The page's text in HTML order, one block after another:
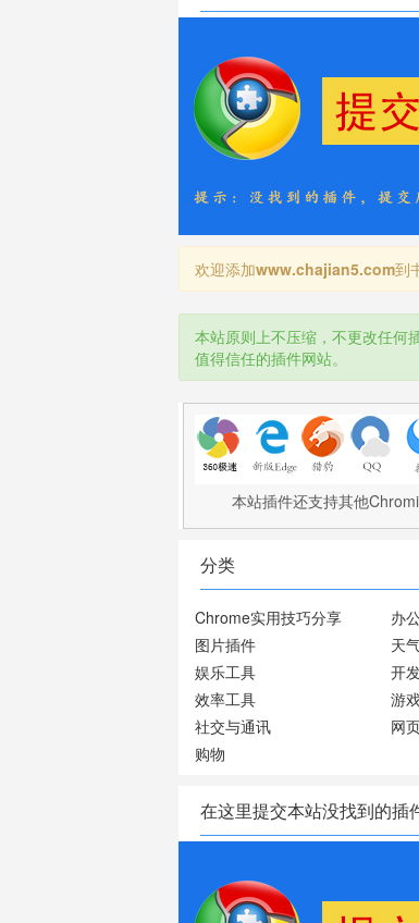
欢迎添加www.chajian5.com到
本站原则上不压缩，不更改任何
值得信任的插件网站。
本站插件还支持其他
分类
Chrome实用技巧分享
办
图片插件
天
娱乐工具
开
效率工具
游
社交与通讯
网
购物
在这里提交本站没找到的插